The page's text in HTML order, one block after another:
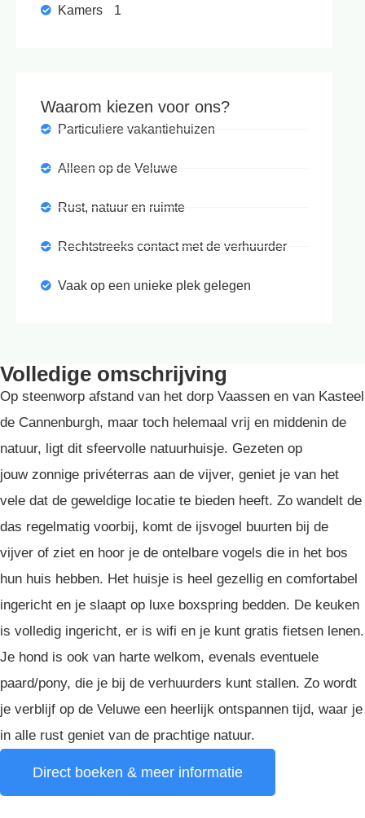
Kamers 1
Waarom kiezen voor ons?
Particuliere vakantiehuizen
Alleen op de Veluwe
Rust, natuur en ruimte
Rechtstreeks contact met de verhuurder
Vaak op een unieke plek gelegen
Volledige omschrijving
Op steenworp afstand van het dorp Vaassen en van Kasteel
de Cannenburgh, maar toch helemaal vrij en middenin de
natuur, ligt dit sfeervolle natuurhuisje. Gezeten op
jouw zonnige privéterras aan de vijver, geniet je van het
vele dat de geweldige locatie te bieden heeft. Zo wandelt de
das regelmatig voorbij, komt de ijsvogel buurten bij de
vijver of ziet en hoor je de ontelbare vogels die in het bos
hun huis hebben. Het huisje is heel gezellig en comfortabel
ingericht en je slaapt op luxe boxspring bedden. De keuken
is volledig ingericht, er is wifi en je kunt gratis fietsen lenen.
Je hond is ook van harte welkom, evenals eventuele
paard/pony, die je bij de verhuurders kunt stallen. Zo wordt
je verblijf op de Veluwe een heerlijk ontspannen tijd, waar je
in alle rust geniet van de prachtige natuur.
Direct boeken & meer informatie